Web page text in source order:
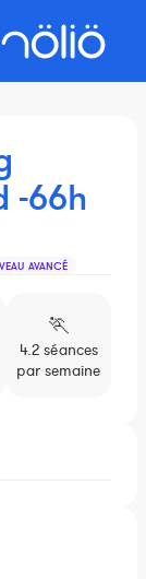
-66h
AVANCÉ
🏃️
4.2 séances
par semaine